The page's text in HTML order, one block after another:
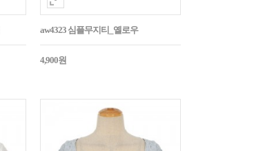
aw4323 심플무지티_옐로우
4,900원